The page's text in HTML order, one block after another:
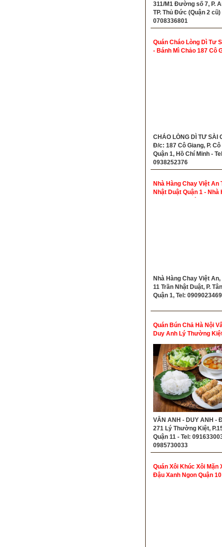
311/M1 Đường số 7, P.
TP. Thủ Đức (Quận 2 cũ)
0708336801
Quán Cháo Lòng Dì Tư
- Bánh Mì Chảo 187 Cô
CHÁO LÒNG DÌ TƯ SÀI
Đ/c: 187 Cô Giang, P. Cô
Quận 1, Hồ Chí Minh -
0938252376
Nhà Hàng Chay Việt An
Nhật Duật Quận 1 - Nhà
Nhà Hàng Chay Việt
11 Trần Nhật Duật, P.
Quận 1, Tel: 0909023469
Quán Bún Chả Hà Nội
Duy Anh Lý Thường
VÂN ANH - DUY ANH -
271 Lý Thường Kiệt,
Quận 11 - Tel:
0985730033
Quán Xôi Khúc Xôi Mặn
Đậu Xanh Ngon Quận